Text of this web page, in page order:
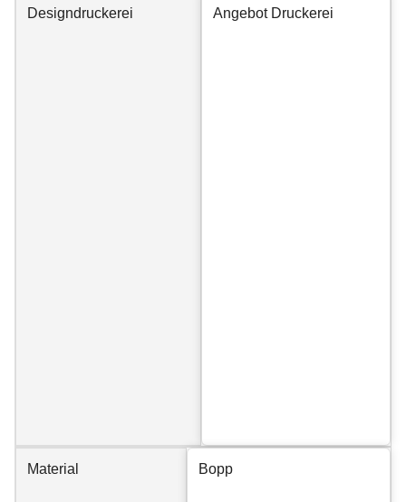
Designdruckerei Angebot Druckerei
Material Bopp